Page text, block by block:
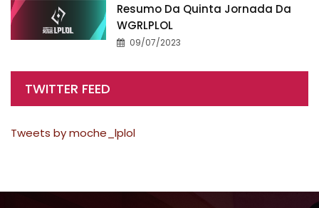
Resumo Da Quinta Jornada Da
WGRLPLOL
09/07/2023
TWITTER FEED
Tweets by moche_lplol